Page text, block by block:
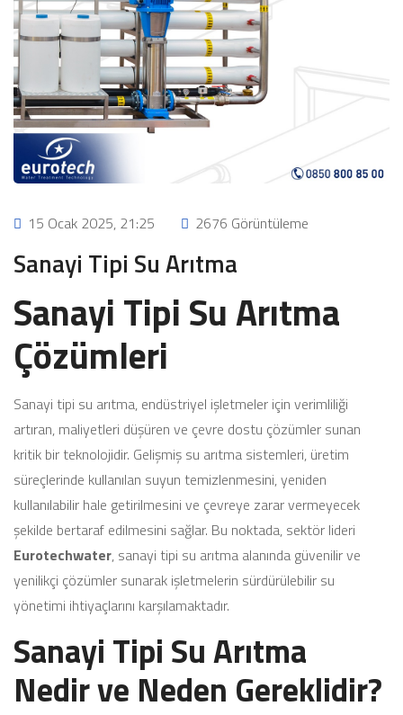
15 Ocak 2025, 21:25 2676 Görüntüleme
Sanayi Tipi Su Arıtma
Sanayi Tipi Su Arıtma
Çözümleri
Sanayi tipi su arıtma, endüstriyel işletmeler için verimliliği
artıran, maliyetleri düşüren ve çevre dostu çözümler sunan
kritik bir teknolojidir. Gelişmiş su arıtma sistemleri, üretim
süreçlerinde kullanılan suyun temizlenmesini, yeniden
kullanılabilir hale getirilmesini ve çevreye zarar vermeyecek
şekilde bertaraf edilmesini sağlar. Bu noktada, sektör lideri
Eurotechwater, sanayi tipi su arıtma alanında güvenilir ve
yenilikçi çözümler sunarak işletmelerin sürdürülebilir su
yönetimi ihtiyaçlarını karşılamaktadır.
Sanayi Tipi Su Arıtma
Nedir ve Neden Gereklidir?